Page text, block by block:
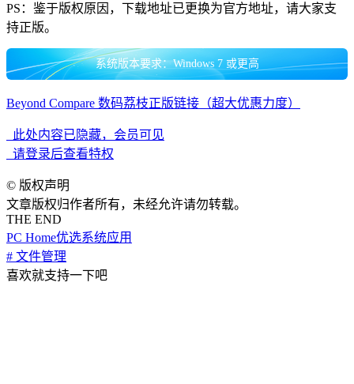
PS：鉴于版权原因，下载地址已更换为官方地址，请大家支
持正版。
系统版本要求：Windows 7 或更高
Beyond Compare 数码荔枝正版链接（超大优惠力度）
此处内容已隐藏，会员可见
请登录后查看特权
© 版权声明
文章版权归作者所有，未经允许请勿转载。
THE END
PC Home优选系统应用
# 文件管理
喜欢就支持一下吧